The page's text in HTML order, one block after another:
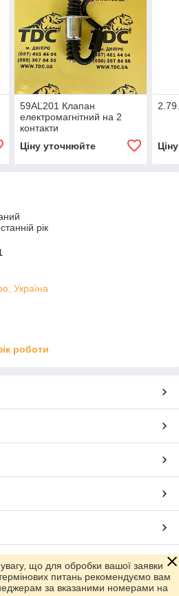
59AL201 Клапан
електромагнітний на 2
контакти
Ціну уточнюйте
рік
Україна
роботи
Prom.ua
увагу, що для обробки вашої заявки
питань рекомендуємо вам
за вказаними номерами на